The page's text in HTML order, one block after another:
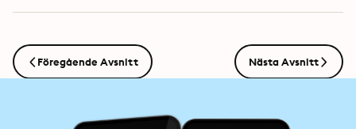
Föregående Avsnitt Nästa Avsnitt